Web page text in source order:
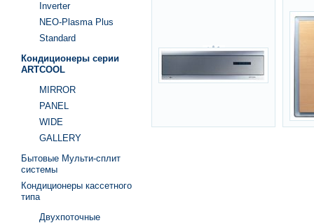
Inverter
NEO-Plasma Plus
Standard
Кондиционеры серии
ARTCOOL
MIRROR
PANEL
WIDE
GALLERY
Бытовые Мульти-сплит
системы
Кондиционеры кассетного
типа
Двухпоточные